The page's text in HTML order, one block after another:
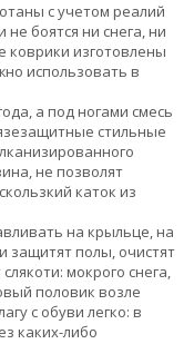
с учетом реалий
боятся ни снега, ни
изготовлены
использовать в
а под ногами смесь
стильные
не позволят
каток из
на крыльце, на
защитят полы, очистят
мокрого снега,
половик возле
с обуви легко: в
каких-либо